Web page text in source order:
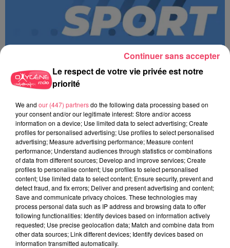
MAGSPORT SOIR 49 07/08/26
Le respect de votre vie privée est notre
priorité
We and our (447) partnersdo the following data processing based on
your consent and/or our legitimate interest: Store and/or access
information on a device; Use limited data to select advertising; Create
profiles for personalised advertising; Use profiles to select personalised
advertising; Measure advertising performance; Measure content
performance; Understand audiences through statistics or combinations
of data from different sources; Develop and improve services; Create
profiles to personalise content; Use profiles to select personalised
content; Use limited data to select content; Ensure security, prevent and
detect fraud, and fix errors; Deliver and present advertising and content;
Save and communicate privacy choices. These technologies may
process personal data such as IP address and browsing data to offer
following functionalities: Identify devices based on information actively
requested; Use precise geolocation data; Match and combine data from
other data sources; Link different devices; Identify devices based on
information transmitted automatically.
Continuer sans accepter